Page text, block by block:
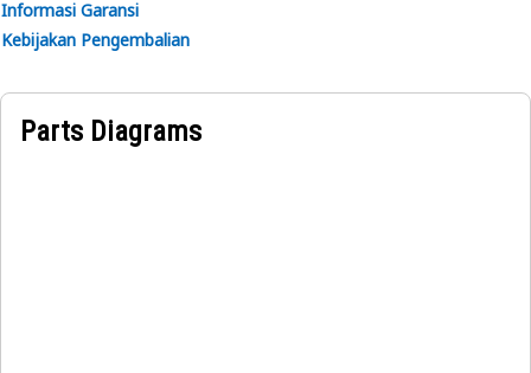
Informasi Garansi
Kebijakan Pengembalian
Parts Diagrams